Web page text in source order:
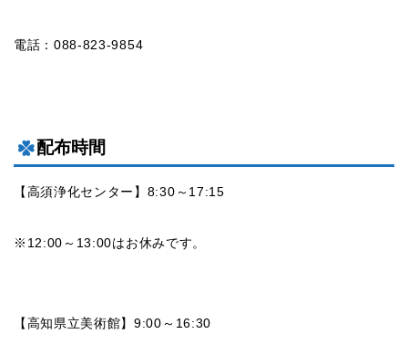
電話：088-823-9854
配布時間
【高須浄化センター】8:30～17:15
※12:00～13:00はお休みです。
【高知県立美術館】9:00～16:30